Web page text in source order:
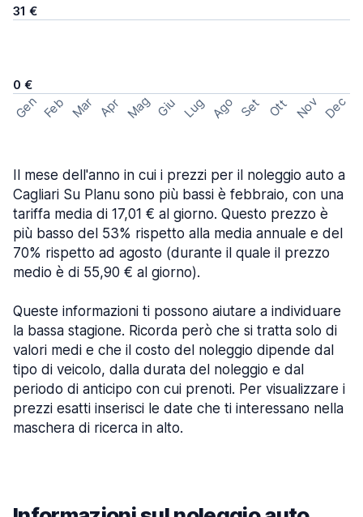
31 €
0 €
Gen Feb Mar Apr Mag Giu Lug Ago Set Ott Nov Dec
Il mese dell'anno in cui i prezzi per il noleggio auto a
Cagliari Su Planu sono più bassi è febbraio, con una
tariffa media di 17,01 € al giorno. Questo prezzo è
più basso del 53% rispetto alla media annuale e del
70% rispetto ad agosto (durante il quale il prezzo
medio è di 55,90 € al giorno).
Queste informazioni ti possono aiutare a individuare
la bassa stagione. Ricorda però che si tratta solo di
valori medi e che il costo del noleggio dipende dal
tipo di veicolo, dalla durata del noleggio e dal
periodo di anticipo con cui prenoti. Per visualizzare i
prezzi esatti inserisci le date che ti interessano nella
maschera di ricerca in alto.